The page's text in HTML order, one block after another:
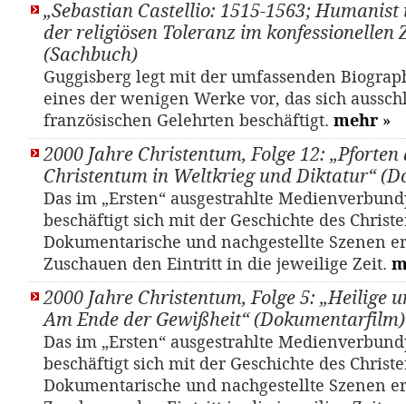
„Sebastian Castellio: 1515-1563;
der religiösen Toleranz im konfessionellen
(Sachbuch)
Guggisberg legt mit der umfassenden
eines der wenigen Werke vor, das sich
französischen Gelehrten beschäftigt. mehr »
2000 Jahre Christentum, Folge 12:
Christentum in Weltkrieg und Diktatur“
Das im „Ersten“ ausgestrahlte
beschäftigt sich mit der Geschichte des
Dokumentarische und nachgestellte Szenen
Zuschauen den Eintritt in die jeweilige Zeit.
2000 Jahre Christentum, Folge 5: „Heilige
Am Ende der Gewißheit“ (Dokumentarfilm)
Das im „Ersten“ ausgestrahlte
beschäftigt sich mit der Geschichte des
Dokumentarische und nachgestellte Szenen